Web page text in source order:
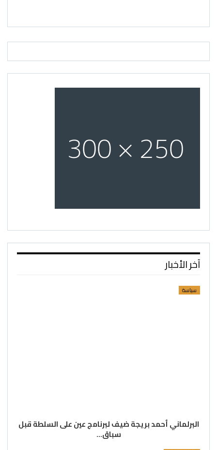
آخر الأخبار
سياسة
البرلماني أحمد بريجة ضيف لبرنامج عين على السلطة قبل
سباق…